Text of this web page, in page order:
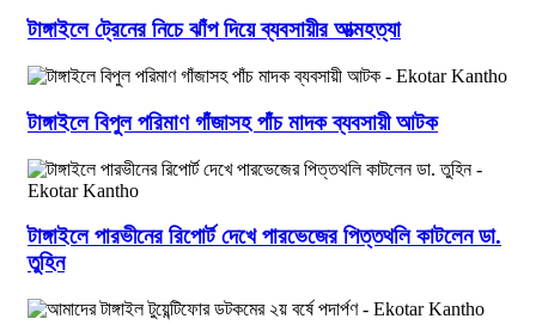
টাঙ্গাইলে ট্রেনের নিচে ঝাঁপ দিয়ে ব্যবসায়ীর আত্মহত্যা
টাঙ্গাইলে বিপুল পরিমাণ গাঁজাসহ পাঁচ মাদক ব্যবসায়ী আটক
টাঙ্গাইলে পারভীনের রিপোর্ট দেখে পারভেজের পিত্তথলি কাটলেন ডা.
তুহিন